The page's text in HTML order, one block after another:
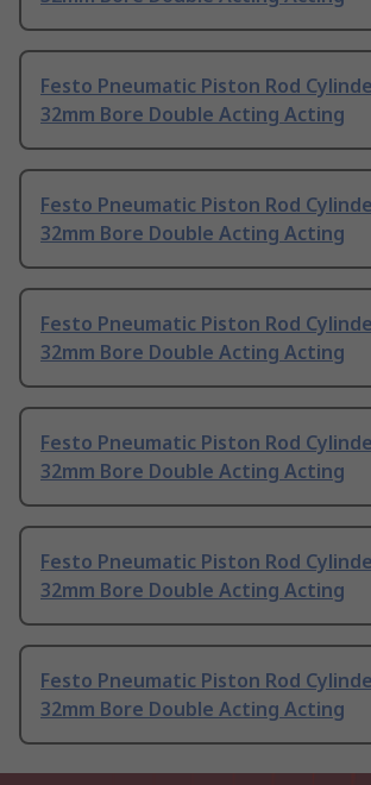
Festo Pneumatic Piston Rod
32mm Bore Double Acting Acting
Festo Pneumatic Piston Rod
32mm Bore Double Acting Acting
Festo Pneumatic Piston Rod
32mm Bore Double Acting Acting
Festo Pneumatic Piston Rod
32mm Bore Double Acting Acting
Festo Pneumatic Piston Rod
32mm Bore Double Acting Acting
Festo Pneumatic Piston Rod
32mm Bore Double Acting Acting